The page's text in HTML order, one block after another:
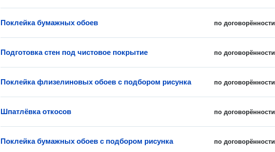
по договорённости
Поклейка бумажных обоев
по договорённости
Подготовка стен под чистовое покрытие
по договорённости
Поклейка флизелиновых обоев с подбором рисунка
по договорённости
Шпатлёвка откосов
по договорённости
Поклейка бумажных обоев с подбором рисунка